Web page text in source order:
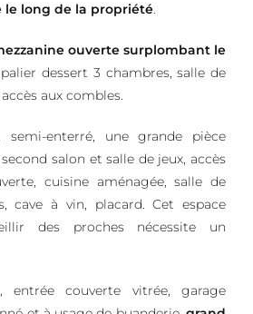
le long de la propriété.
ouverte surplombant le
dessert 3 chambres, salle de
aux combles.
semi-enterré, une grande pièce
salon et salle de jeux, accès
cuisine aménagée, salle de
cave à vin, placard. Cet espace
des proches nécessite un
entrée couverte vitrée, garage